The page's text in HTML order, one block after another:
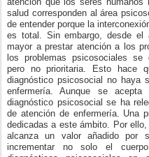
salud corresponden al área
de entender porque la
es total. Sin embargo, desde el
mayor a prestar atención a los
los problemas psicosociales se
pero no prioritaria. Esto hace
diagnóstico psicosocial no haya
enfermería. Aunque se acepta
diagnóstico psicosocial se ha
de atención de enfermería. Una
dedicadas a este ámbito. Por
alcanza un valor añadido por
incrementar no solo el